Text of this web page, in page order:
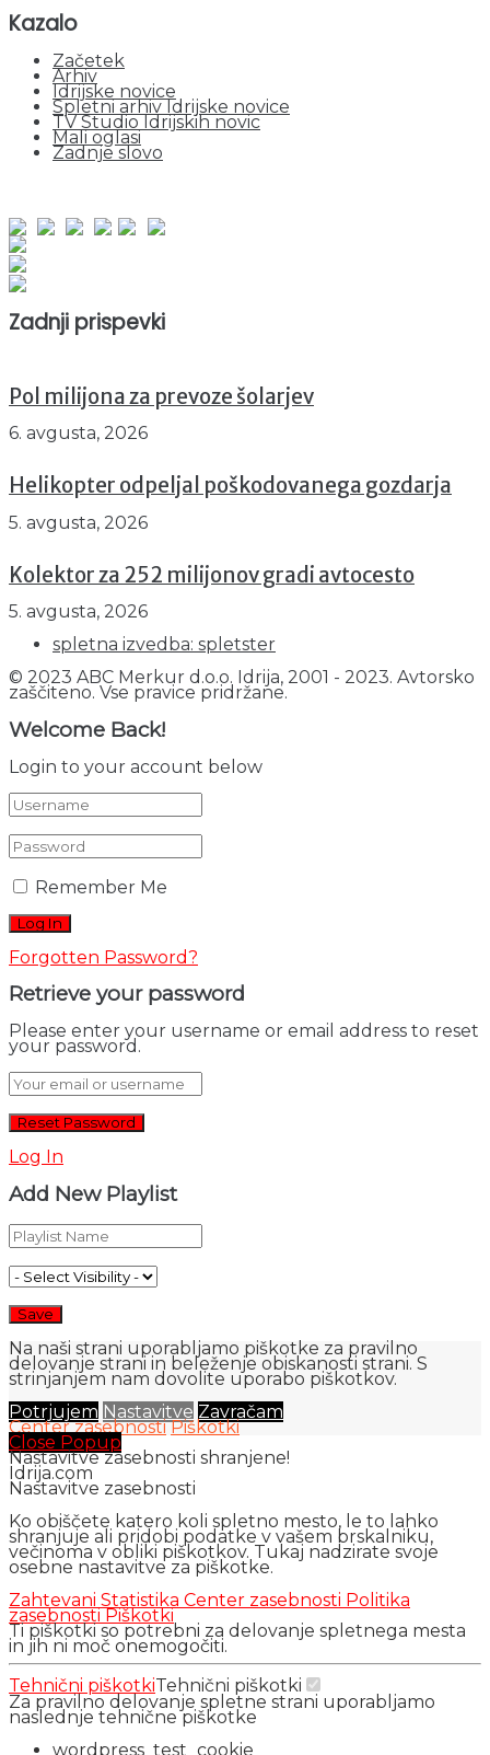
Kazalo
Začetek
Arhiv
Idrijske novice
Spletni arhiv Idrijske novice
TV Studio Idrijskih novic
Mali oglasi
Zadnje slovo
Zadnji prispevki
Pol milijona za prevoze šolarjev
6. avgusta, 2026
Helikopter odpeljal poškodovanega gozdarja
5. avgusta, 2026
Kolektor za 252 milijonov gradi avtocesto
5. avgusta, 2026
spletna izvedba: spletster
© 2023 ABC Merkur d.o.o. Idrija, 2001 - 2023. Avtorsko
zaščiteno. Vse pravice pridržane.
Welcome Back!
Login to your account below
Remember Me
Forgotten Password?
Retrieve your password
Please enter your username or email address to reset
your password.
Log In
Add New Playlist
Na naši strani uporabljamo piškotke za pravilno
delovanje strani in beleženje obiskanosti strani. S
strinjanjem nam dovolite uporabo piškotkov.
Potrjujem Nastavitve Zavračam
Center zasebnosti Piškotki
Close Popup
Nastavitve zasebnosti shranjene!
Idrija.com
Nastavitve zasebnosti
Ko obiščete katero koli spletno mesto, le to lahko
shranjuje ali pridobi podatke v vašem brskalniku,
večinoma v obliki piškotkov. Tukaj nadzirate svoje
osebne nastavitve za piškotke.
Zahtevani Statistika Center zasebnosti Politika
zasebnostiPiškotki
Ti piškotki so potrebni za delovanje spletnega mesta
in jih ni moč onemogočiti.
Tehnični piškotkiTehnični piškotki
Za pravilno delovanje spletne strani uporabljamo
naslednje tehnične piškotke
wordpress_test_cookie